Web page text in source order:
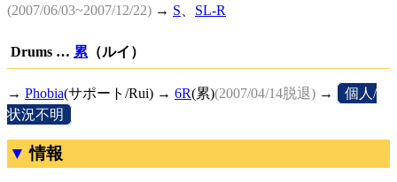
(2007/06/03~2007/12/22) → S SL-R
Drums … 累 （ルイ）
→ Phobia(サポート/Rui) → 6R(累)(2007/04/14脱退) →
個人/
状況不明
情報